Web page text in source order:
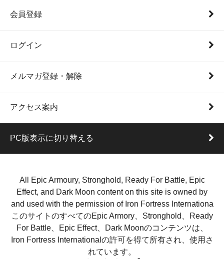
会員登録
ログイン
メルマガ登録・解除
アクセス案内
PC版表示に切り替える
All Epic Armoury, Stronghold, Ready For Battle, Epic
Effect, and Dark Moon content on this site is owned by
and used with the permission of Iron Fortress Internationa
このサイトのすべてのEpic Armory、Stronghold、Ready
For Battle、Epic Effect、Dark Moonのコンテンツは、
Iron Fortress Internationalの許可を得て所有され、使用さ
れています。